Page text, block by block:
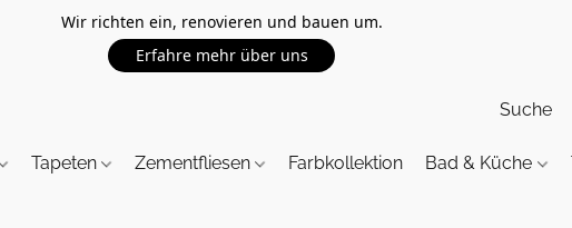
Wir richten ein, renovieren und bauen um.
Erfahre mehr über uns
Tapeten Zementfliesen Farbkollektion Bad & Küche